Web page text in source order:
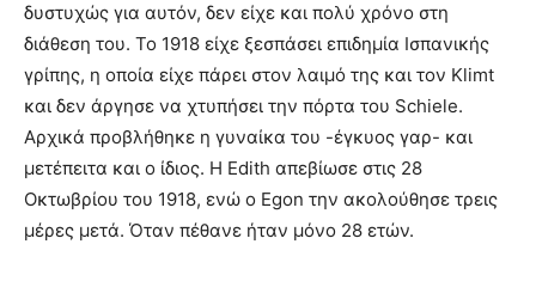
δυστυχώς για αυτόν, δεν είχε και πολύ χρόνο στη
διάθεση του. Το 1918 είχε ξεσπάσει επιδημία Ισπανικής
γρίπης, η οποία είχε πάρει στον λαιμό της και τον Klimt
και δεν άργησε να χτυπήσει την πόρτα του Schiele.
Αρχικά προβλήθηκε η γυναίκα του -έγκυος γαρ- και
μετέπειτα και ο ίδιος. Η Edith απεβίωσε στις 28
Οκτωβρίου του 1918, ενώ ο Egon την ακολούθησε τρεις
μέρες μετά. Όταν πέθανε ήταν μόνο 28 ετών.